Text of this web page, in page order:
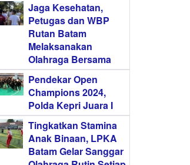
Jaga Kesehatan,
Petugas dan WBP
Rutan Batam
Melaksanakan
Olahraga Bersama
Pendekar Open
Champions 2024,
Polda Kepri Juara I
Tingkatkan Stamina
Anak Binaan, LPKA
Batam Gelar Sanggar